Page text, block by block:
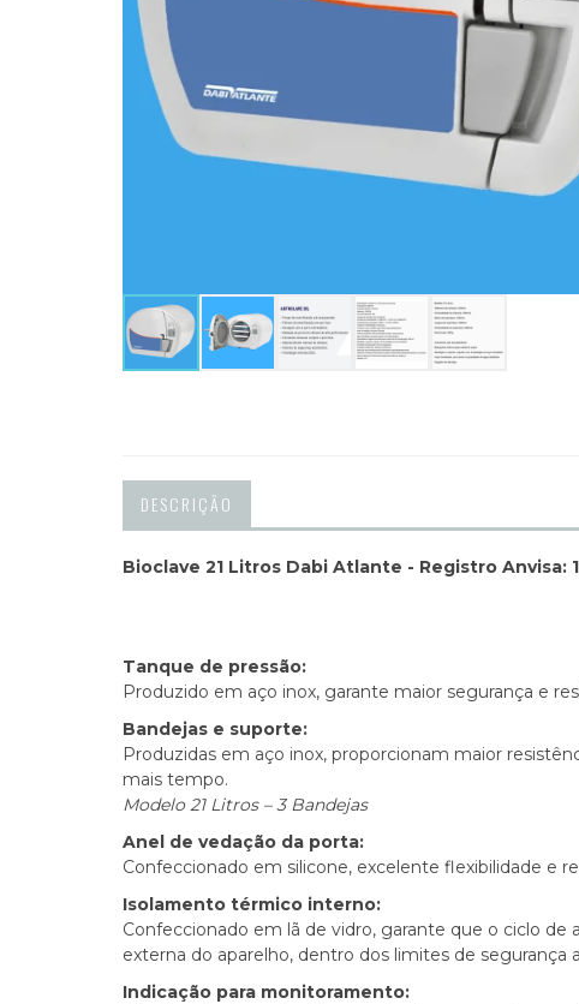
DESCRIÇÃO
Bioclave 21 Litros Dabi Atlante - Registro Anvisa:
Tanque de pressão:
Produzido em aço inox, garante maior segurança e
Bandejas e suporte:
Produzidas em aço inox, proporcionam maior
mais tempo.
Modelo 21 Litros – 3 Bandejas
Anel de vedação da porta:
Confeccionado em silicone, excelente flexibilidade e
Isolamento térmico interno:
Confeccionado em lã de vidro, garante que o ciclo
externa do aparelho, dentro dos limites de segurança
Indicação para monitoramento: